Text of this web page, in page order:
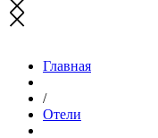
Главная
/
Отели